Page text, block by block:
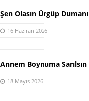
Şen Olasın Ürgüp
16 Haziran 2026
Annem Boynuma Sarılsın
18 Mayıs 2026